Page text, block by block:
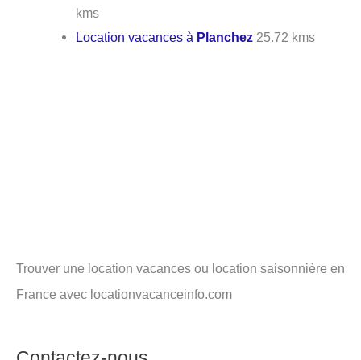
kms
Location vacances à Planchez 25.72 kms
Trouver une location vacances ou location saisonnière en
France avec locationvacanceinfo.com